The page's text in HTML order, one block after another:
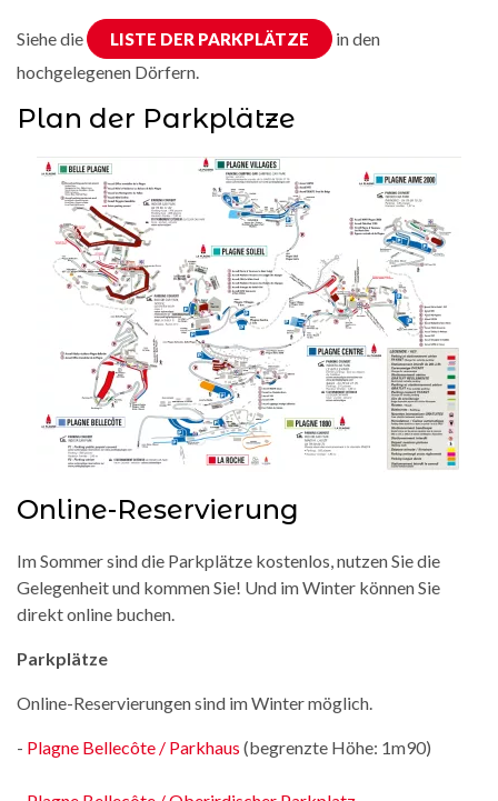
Siehe die LISTE DER PARKPLÄTZE
in den
hochgelegenen Dörfern.
Plan der Parkplätze
Online-Reservierung
Im Sommer sind die Parkplätze kostenlos, nutzen Sie die
Gelegenheit und kommen Sie! Und im Winter können Sie
direkt online buchen.
Parkplätze
Online-Reservierungen sind im Winter möglich.
- Plagne Bellecôte / Parkhaus (begrenzte Höhe: 1m90)